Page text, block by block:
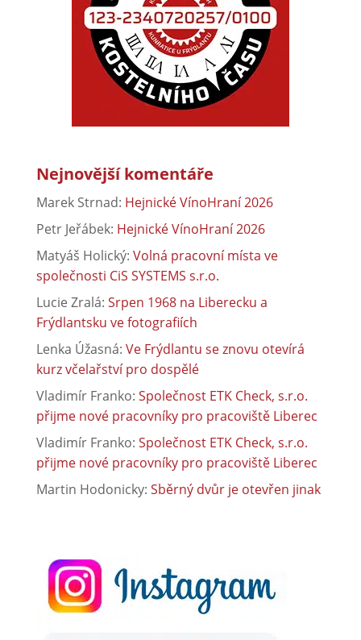
Nejnovější komentáře
Marek Strnad: Hejnické VínoHraní 2026
Petr Jeřábek: Hejnické VínoHraní 2026
Matyáš Holický: Volná pracovní místa ve
společnosti CiS SYSTEMS s.r.o.
Lucie Zralá: Srpen 1968 na Liberecku a
Frýdlantsku ve fotografiích
Lenka Úžasná: Ve Frýdlantu se znovu otevírá
kurz včelařství pro dospělé
Vladimír Franko: Společnost ETK Check, s.r.o.
přijme nové pracovníky pro pracoviště Liberec
Vladimír Franko: Společnost ETK Check, s.r.o.
přijme nové pracovníky pro pracoviště Liberec
Martin Hodonicky: Sběrný dvůr je otevřen jinak